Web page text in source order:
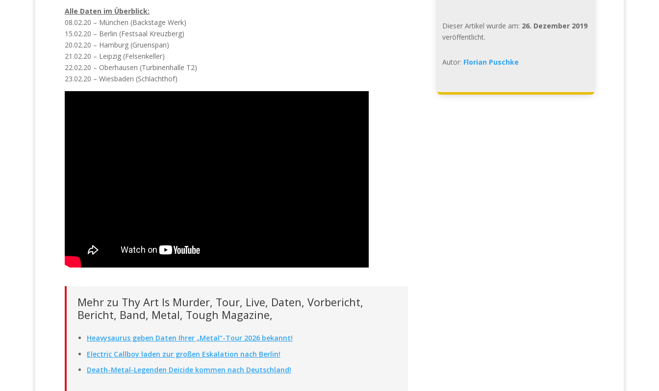
Alle Daten im Überblick:
08.02.20 – München (Backstage Werk)
15.02.20 – Berlin (Festsaal Kreuzberg)
20.02.20 – Hamburg (Gruenspan)
21.02.20 – Leipzig (Felsenkeller)
22.02.20 – Oberhausen (Turbinenhalle T2)
23.02.20 – Wiesbaden (Schlachthof)
Mehr zu Thy Art Is Murder, Tour, Live, Daten, Vorbericht,
Bericht, Band, Metal, Tough Magazine,
Heavysaurus geben Daten Ihrer „Metal“-Tour 2026 bekannt!
Electric Callboy laden zur großen Eskalation nach Berlin!
Death-Metal-Legenden Deicide kommen nach Deutschland!
Dieser Artikel wurde am: 26. Dezember 2019
veröffentlicht.
Autor: Florian Puschke